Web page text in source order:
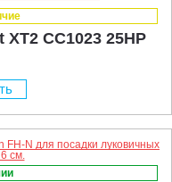
CC1023 25HP